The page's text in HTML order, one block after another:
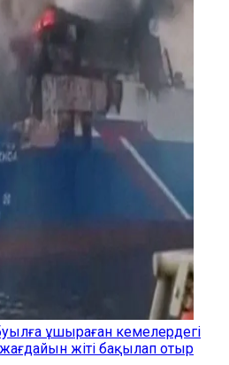
ұшыраған кемелердегі
жіті бақылап отыр